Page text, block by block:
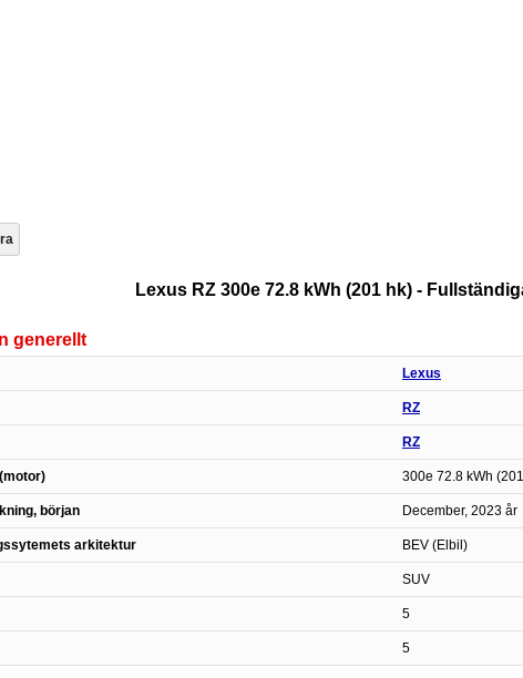
Lexus RZ 300e 72.8 kWh (201 hk) -
generellt
Lexus
RZ
RZ
300e 72.8 kWh
början December, 2023 år
arkitektur BEV (Elbil)
SUV
5
5